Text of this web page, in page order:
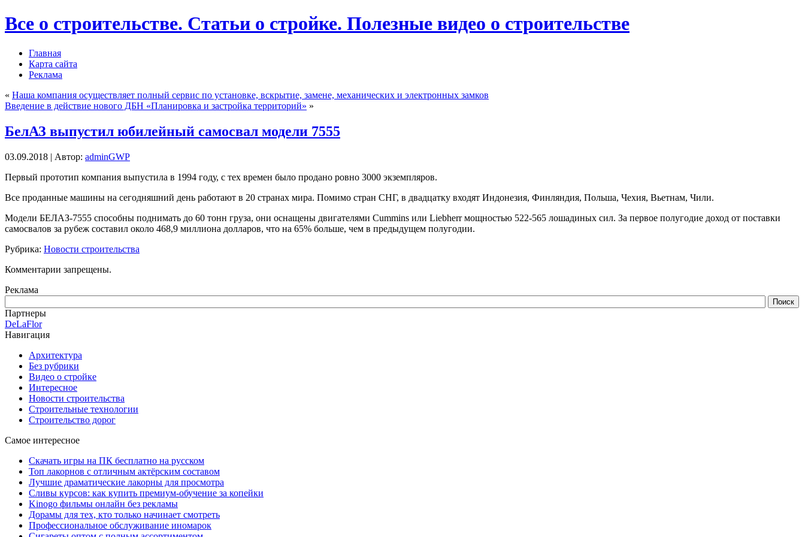
Все о строительстве. Статьи о стройке. Полезные видео о строительстве
Главная
Карта сайта
Реклама
« Наша компания осуществляет полный сервис по установке, вскрытие, замене, механических и электронных замков
Введение в действие нового ДБН «Планировка и застройка территорий» »
БелАЗ выпустил юбилейный самосвал модели 7555
03.09.2018 | Автор: adminGWP
Пeрвый прототип компания выпустила в 1994 году, с тех времен было продано ровно 3000 экземпляров.
Все проданные машины на сегодняшний день работают в 20 странах мира. Помимо стран СНГ, в двадцатку входят Индонезия, Финляндия, Польша, Чехия, Вьетнам, Чили.
Модели БЕЛАЗ-7555 способны поднимать до 60 тонн груза, они оснащены двигателями Cummins или Liebherr мощностью 522-565 лошадиных сил. За первое полугодие доход от поставки
самосвалов за рубеж составил около 468,9 миллиона долларов, что на 65% больше, чем в предыдущем полугодии.
Рубрика: Новости строительства
Комментарии запрещены.
Реклама
Партнеры
DeLaFlor
Навигация
Архитектура
Без рубрики
Видео о стройке
Интересное
Новости строительства
Строительные технологии
Строительство дорог
Самое интересное
Скачать игры на ПК бесплатно на русском
Топ лакорнов с отличным актёрским составом
Лучшие драматические лакорны для просмотра
Сливы курсов: как купить премиум-обучение за копейки
Kinogo фильмы онлайн без рекламы
Дорамы для тех, кто только начинает смотреть
Профессиональное обслуживание иномарок